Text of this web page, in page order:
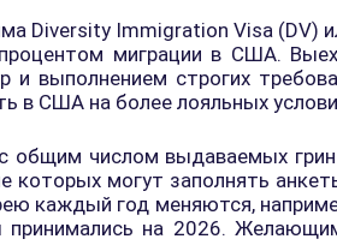
Diversity Immigration Visa (DV)
миграции в США.
и выполнением строгих
в США на более лояльных
общим числом выдаваемых
которых могут заполнять
каждый год меняются,
принимались на 2026.